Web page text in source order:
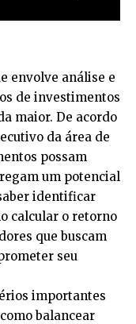
envolve análise e
de investimentos
maior. De acordo
da área de
possam
um potencial
identificar
calcular o retorno
que buscam
seu
importantes
balancear